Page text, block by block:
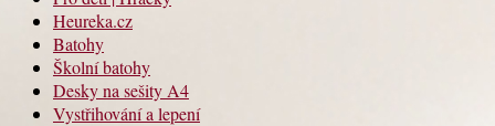
Heureka.cz
Batohy
Školní batohy
Desky na sešity A4
Vystřihování a lepení